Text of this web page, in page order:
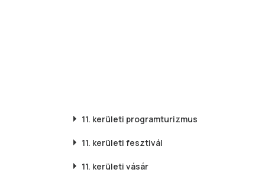
11. kerületi programturizmus
11. kerületi fesztivál
11. kerületi vásár